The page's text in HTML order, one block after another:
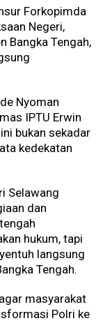
Forkopimda
Negeri,
Bangka Tengah,
Nyoman
IPTU Erwin
bukan sekadar
kedekatan
Selawang
dan
hukum, tapi
langsung
Tengah.
masyarakat
Polri ke